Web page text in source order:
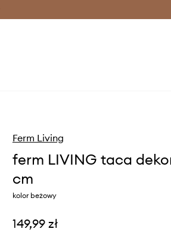
Ferm Living
ferm LIVING taca
cm
kolor beżowy
149,99 zł